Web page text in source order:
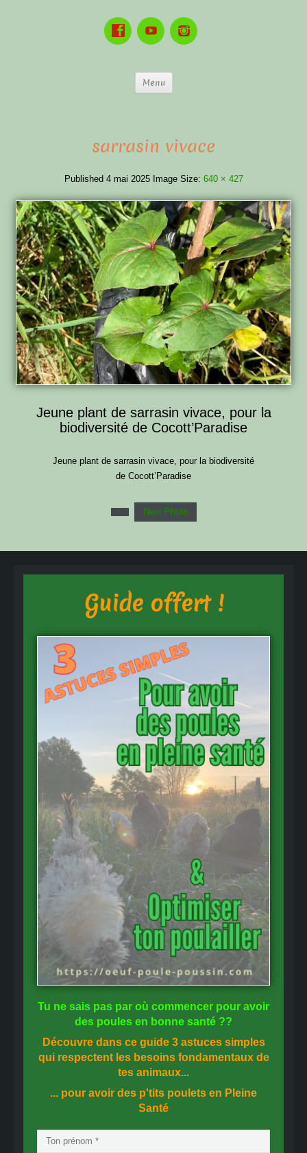
Menu
sarrasin vivace
Published 4 mai 2025 Image Size: 640 × 427
Jeune plant de sarrasin vivace, pour la
biodiversité de Cocott’Paradise
Jeune plant de sarrasin vivace, pour la biodiversité
de Cocott’Paradise
Next Photo
Guide offert !
Tu ne sais pas par où commencer pour avoir
des poules en bonne santé ??
Découvre dans ce guide 3 astuces simples
qui respectent les besoins fondamentaux de
tes animaux...
... pour avoir des p'tits poulets en Pleine
Santé